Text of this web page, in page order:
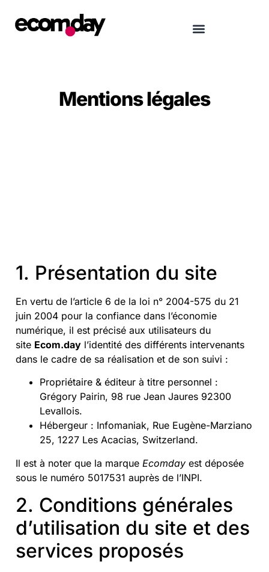
Mentions légales
1. Présentation du site
En vertu de l’article 6 de la loi n° 2004-575 du 21
juin 2004 pour la confiance dans l’économie
numérique, il est précisé aux utilisateurs du
site Ecom.day l’identité des différents intervenants
dans le cadre de sa réalisation et de son suivi :
Propriétaire & éditeur à titre personnel :
Grégory Pairin, 98 rue Jean Jaures 92300
Levallois.
Hébergeur : Infomaniak, Rue Eugène-Marziano
25, 1227 Les Acacias, Switzerland.
Il est à noter que la marque Ecomday est déposée
sous le numéro 5017531 auprès de l’INPI.
2. Conditions générales
d’utilisation du site et des
services proposés